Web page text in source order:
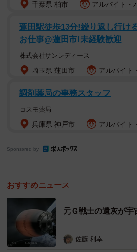
千葉県 柏市 アルバイト・
蓮田駅徒歩13分!繰り返し行け
お仕事@蓮田市!未経験歓迎
株式会社サンレディース
埼玉県 蓮田市 アルバイト
調剤薬局の事務スタッフ
コスモ薬局
兵庫県 神戸市 アルバイト
Sponsored by
おすすめニュース
元Ｇ戦士の遺灰が
佐藤 利幸